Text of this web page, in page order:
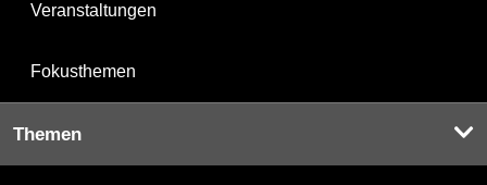
Veranstaltungen
Fokusthemen
Themen